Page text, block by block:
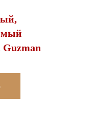
Guzman